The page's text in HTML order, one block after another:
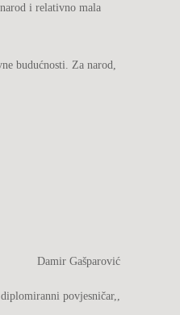
i relativno mala
budućnosti. Za narod,
povjesničar,,